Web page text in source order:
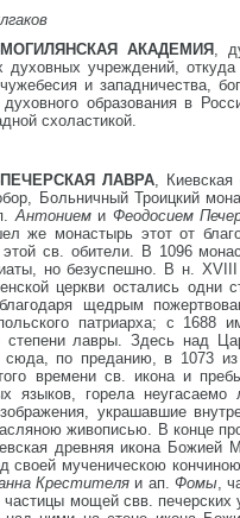
АКАДЕМИЯ,
духовных учреждений,
и западничества,
духовного образования в
схоластикой.
ЛАВРА, Киевская
Больничный Троицкий
Антонием и Феодосием
же монастырь этот от
этой св. обители. В 1096
но безуспешно. В н.
церкви остались
щедрым
патриарха; с
степени лавры. Здесь над
сюда, по преданию, в 1073
времени св. икона и
языков, горела
украшавшие
живописью. В конце
древняя икона Божией
своей мученическою
Крестителя и ап.Фомы,
частицы мощей свв.